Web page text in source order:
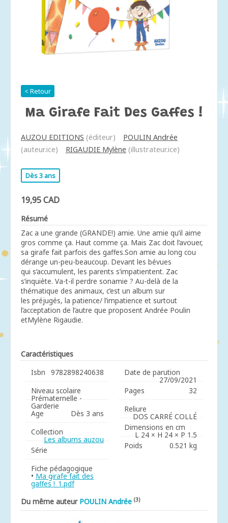
< Retour
Ma Girafe Fait Des Gaffes !
AUZOU EDITIONS (éditeur)
POULIN Andrée
(auteur.ice)
RIGAUDIE Mylène (illustrateur.ice)
Dès 3 ans
19,95 CAD
Résumé
Zac a une grande (GRANDE!) amie. Une amie qu’il aime
gros comme ça. Haut comme ça. Mais Zac doit l’avouer,
sa girafe fait parfois des gaffes.Son amie au long cou
dérange un-peu-beaucoup. Devant les bévues
qui s’accumulent, les parents s’impatientent. Zac
s’inquiète. Va-t-il perdre sonamie ? Au-delà de la
thématique des animaux, c’est un album sur
les préjugés, la patience/ l’impatience et surtout
l’acceptation de l’autre que proposent Andrée Poulin
etMylène Rigaudie.
Caractéristiques
Isbn
9782898240638
Niveau scolaire
Prématernelle -
Garderie
Age
Dès 3 ans
Collection
Les albums auzou
Série
Fiche pédagogique
• Ma girafe fait des
gaffes !_1.pdf
Date de parution
27/09/2021
Pages
32
Reliure
DOS CARRÉ COLLÉ
Dimensions en cm
L 24 × H 24 × P 1.5
Poids
0.521 kg
Du même auteur POULIN Andrée (3)